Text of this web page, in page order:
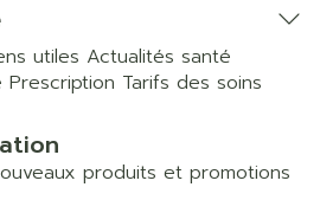
utiles Actualités santé
Prescription Tarifs des soins
produits et promotions